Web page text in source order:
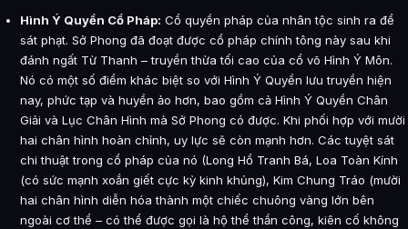
Hình Ý Quyền Cổ Pháp: Cổ quyền pháp của nhân tộc sinh ra để
sát phạt. Sở Phong đã đoạt được cổ pháp chính tông này sau khi
đánh ngất Từ Thanh – truyền thừa tối cao của cổ võ Hình Ý Môn.
Nó có một số điểm khác biệt so với Hình Ý Quyền lưu truyền hiện
nay, phức tạp và huyền ảo hơn, bao gồm cả Hình Ý Quyền Chân
Giải và Lục Chân Hình mà Sở Phong có được. Khi phối hợp với mười
hai chân hình hoàn chỉnh, uy lực sẽ còn mạnh hơn. Các tuyệt sát
chi thuật trong cổ pháp của nó (Long Hổ Tranh Bá, Loa Toàn Kính
(có sức mạnh xoắn giết cực kỳ kinh khủng), Kim Chung Tráo (mười
hai chân hình diễn hóa thành một chiếc chuông vàng lớn bên
ngoài cơ thể – có thể được gọi là hộ thể thần công, kiên cố không